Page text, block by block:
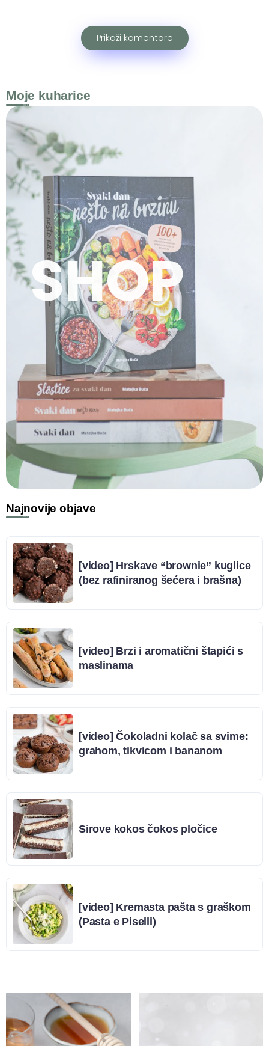
Prikaži komentare
Moje kuharice
SHOP
Najnovije objave
[video] Hrskave “brownie” kuglice
(bez rafiniranog šećera i brašna)
[video] Brzi i aromatični štapići s
maslinama
[video] Čokoladni kolač sa svime:
grahom, tikvicom i bananom
Sirove kokos čokos pločice
[video] Kremasta pašta s graškom
(Pasta e Piselli)